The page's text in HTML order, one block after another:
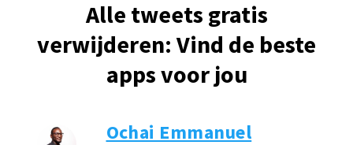
Alle tweets gratis
verwijderen: Vind de beste
apps voor jou
Ochai Emmanuel